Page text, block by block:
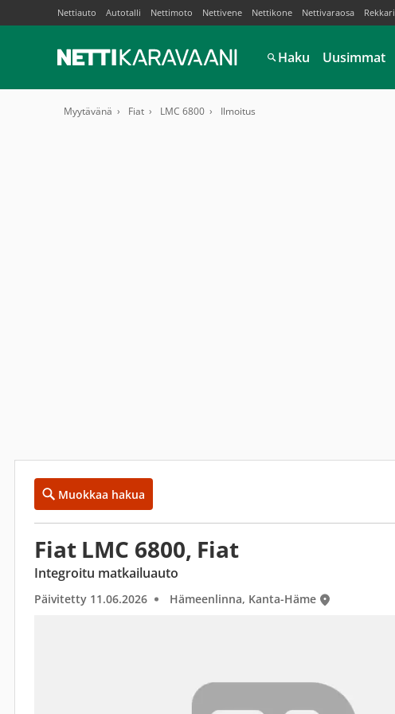
Nettiauto Autotalli Nettimoto Nettivene Nettikone Nettivaraosa Rekkari
Haku Uusimmat
Myytävänä Fiat LMC 6800 Ilmoitus
Muokkaa hakua
Fiat LMC 6800, Fiat
Integroitu matkailuauto
Päivitetty 11.06.2026 Hämeenlinna, Kanta-Häme